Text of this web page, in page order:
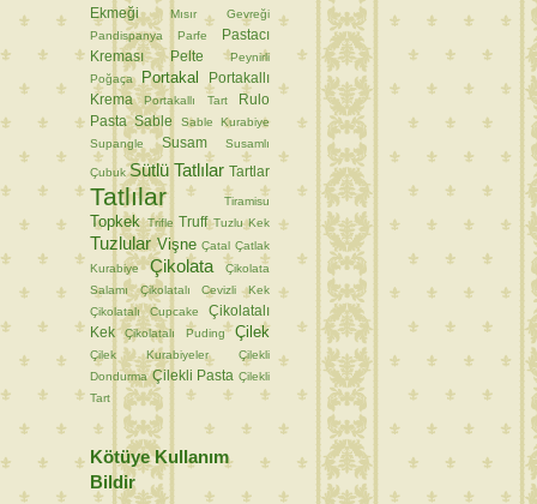
Ekmeği
Mısır Gevreği
Pandispanya
Parfe
Pastacı
Kreması
Pelte
Peynirli
Poğaça
Portakal
Portakallı
Krema
Portakallı Tart
Rulo
Pasta Sable
Sable Kurabiye
Supangle
Susam Susamlı
Çubuk Sütlü Tatlılar Tartlar
Tatlılar Tiramisu
Topkek Trifle Truff Tuzlu Kek
Tuzlular Vişne Çatal Çatlak
Kurabiye
Çikolata
Çikolata
Salamı
Çikolatalı Cevizli Kek
Çikolatalı Cupcake
Çikolatalı
Kek
Çikolatalı Puding Çilek
Çilek Kurabiyeler
Çilekli
Dondurma Çilekli Pasta Çilekli
Tart
Kötüye Kullanım
Bildir